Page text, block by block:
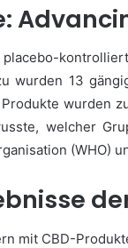
placebo-
wurden 13
wurden
welcher
(WHO)
mit CBD-